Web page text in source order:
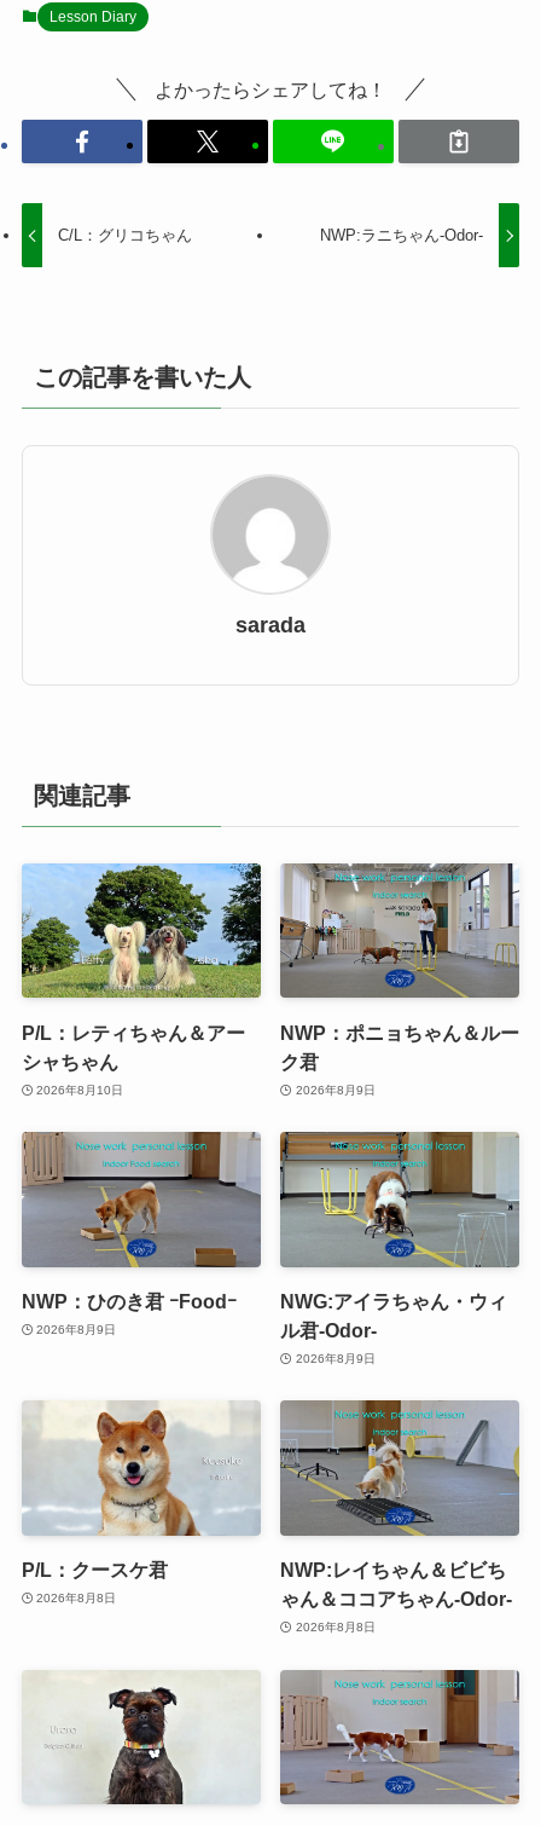
Lesson Diary
よかったらシェアしてね！
C/L：グリコちゃん NWP:ラニちゃん-Odor-
この記事を書いた人
sarada
関連記事
P/L：レティちゃん＆アー
シャちゃん
2026年8月10日
NWP：ポニョちゃん＆ルー
ク君
2026年8月9日
NWP：ひのき君 ｰFoodｰ
2026年8月9日
NWG:アイラちゃん・ウィ
ル君-Odor-
2026年8月9日
P/L：クースケ君
2026年8月8日
NWP:レイちゃん＆ビビち
ゃん＆ココアちゃん-Odor-
2026年8月8日